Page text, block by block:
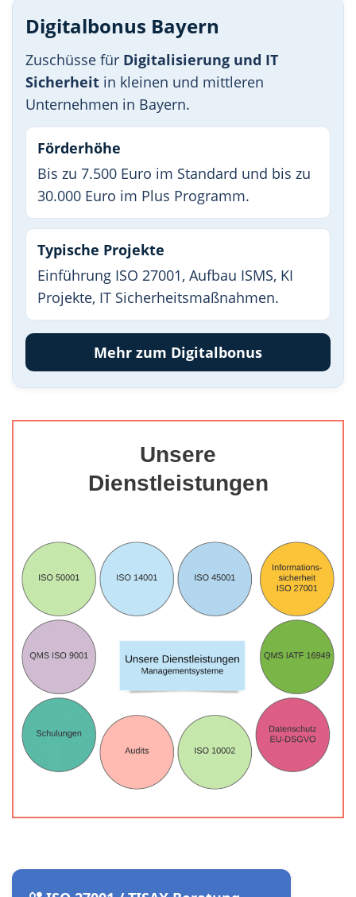
Digitalbonus Bayern
Zuschüsse für Digitalisierung und IT
Sicherheit in kleinen und mittleren
Unternehmen in Bayern.
Förderhöhe
Bis zu 7.500 Euro im Standard und bis zu
30.000 Euro im Plus Programm.
Typische Projekte
Einführung ISO 27001, Aufbau ISMS, KI
Projekte, IT Sicherheitsmaßnahmen.
Mehr zum Digitalbonus
Unsere
Dienstleistungen